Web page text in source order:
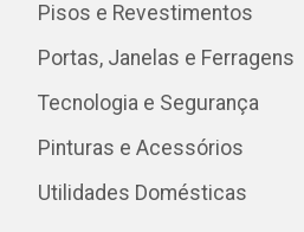
Pisos e Revestimentos
Portas, Janelas e Ferragens
Tecnologia e Segurança
Pinturas e Acessórios
Utilidades Domésticas